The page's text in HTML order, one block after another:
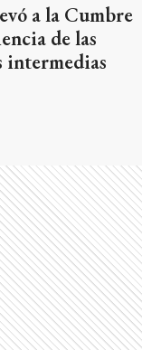
a la Cumbre
de las
intermedias